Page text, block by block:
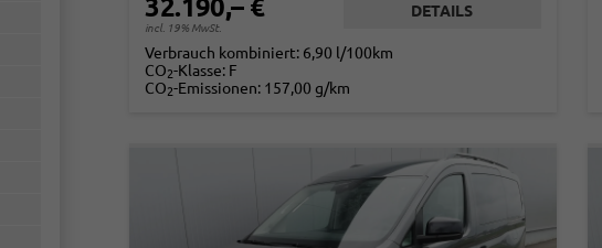
32.190,– €
incl. 19% MwSt.
DETAILS
Verbrauch kombiniert: 6,90 l/100km
CO2-Klasse: F
CO2-Emissionen: 157,00 g/km